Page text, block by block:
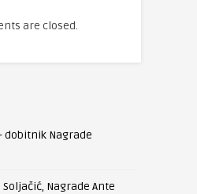
are closed.
dobitnik Nagrade
Nagrade Ante